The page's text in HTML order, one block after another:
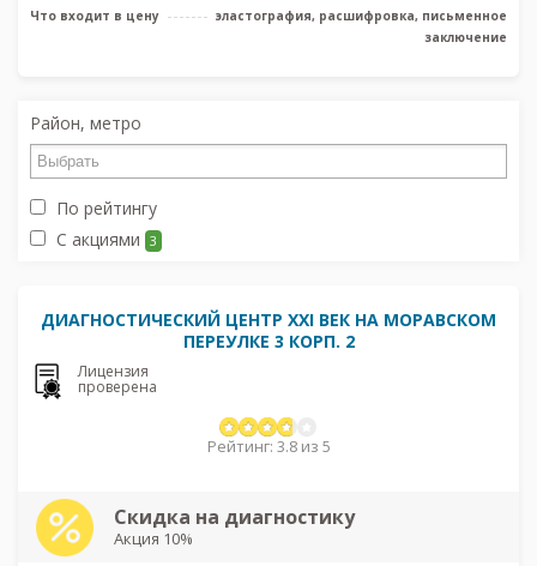
Что входит в цену
эластография, расшифровка, письменное
заключение
Район, метро
По рейтингу
С акциями 3
ДИАГНОСТИЧЕСКИЙ ЦЕНТР XXI ВЕК НА МОРАВСКОМ
ПЕРЕУЛКЕ 3 КОРП. 2
Лицензия
проверена
Рейтинг: 3.8 из 5
Скидка на диагностику
Акция 10%